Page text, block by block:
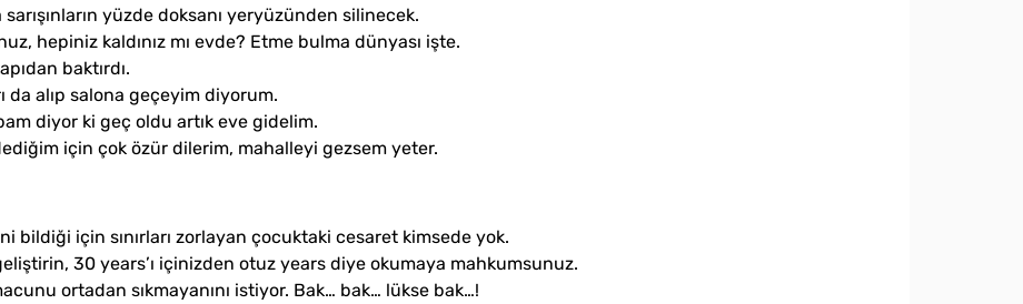
yüzde doksanı yeryüzünden silinecek.
hepiniz kaldınız mı evde? Etme bulma dünyası işte.
baktırdı.
da alıp salona geçeyim diyorum.
diyor ki geç oldu artık eve gidelim.
için çok özür dilerim, mahalleyi gezsem yeter.
bildiği için sınırları zorlayan çocuktaki cesaret kimsede yok.
30 years’ı içinizden otuz years diye okumaya mahkumsunuz.
ortadan sıkmayanını istiyor. Bak… bak… lükse bak…!